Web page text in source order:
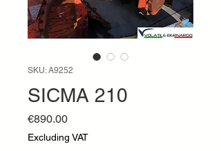
SKU: A9252
SICMA 210
€890.00Price
Excluding VAT